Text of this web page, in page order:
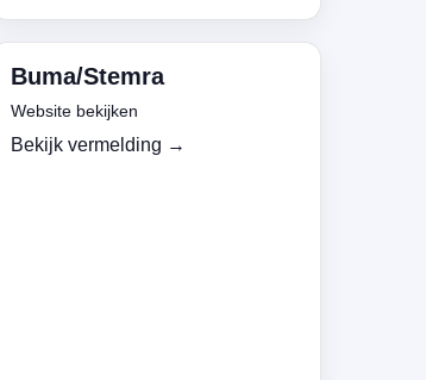
Buma/Stemra
Website bekijken
Bekijk vermelding →